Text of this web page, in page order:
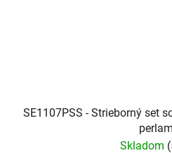
SE1107PSS - Strieborný set
Skladom